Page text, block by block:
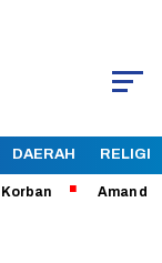
DAERAH RELIGI
Aman dan